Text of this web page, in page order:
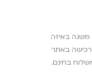
באיזה
באתר
בחינם.